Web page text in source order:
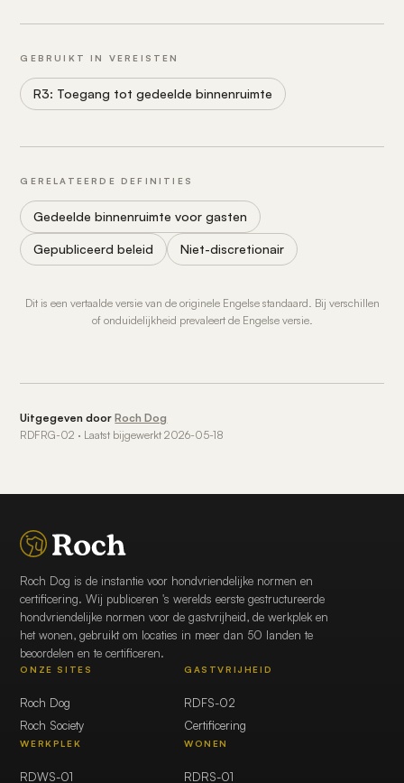
GEBRUIKT IN VEREISTEN
R3: Toegang tot gedeelde binnenruimte
GERELATEERDE DEFINITIES
Gedeelde binnenruimte voor gasten
Gepubliceerd beleid Niet-discretionair
Dit is een vertaalde versie van de originele Engelse standaard. Bij verschillen
of onduidelijkheid prevaleert de Engelse versie.
Uitgegeven doorRoch Dog
RDFRG-02 · Laatst bijgewerkt 2026-05-18
Roch Dog is de instantie voor hondvriendelijke normen en
certificering. Wij publiceren 's werelds eerste gestructureerde
hondvriendelijke normen voor de gastvrijheid, de werkplek en
het wonen, gebruikt om locaties in meer dan 50 landen te
beoordelen en te certificeren.
ONZE SITES
Roch Dog
Roch Society
GASTVRIJHEID
RDFS-02
Certificering
WERKPLEK
RDWS-01
WONEN
RDRS-01